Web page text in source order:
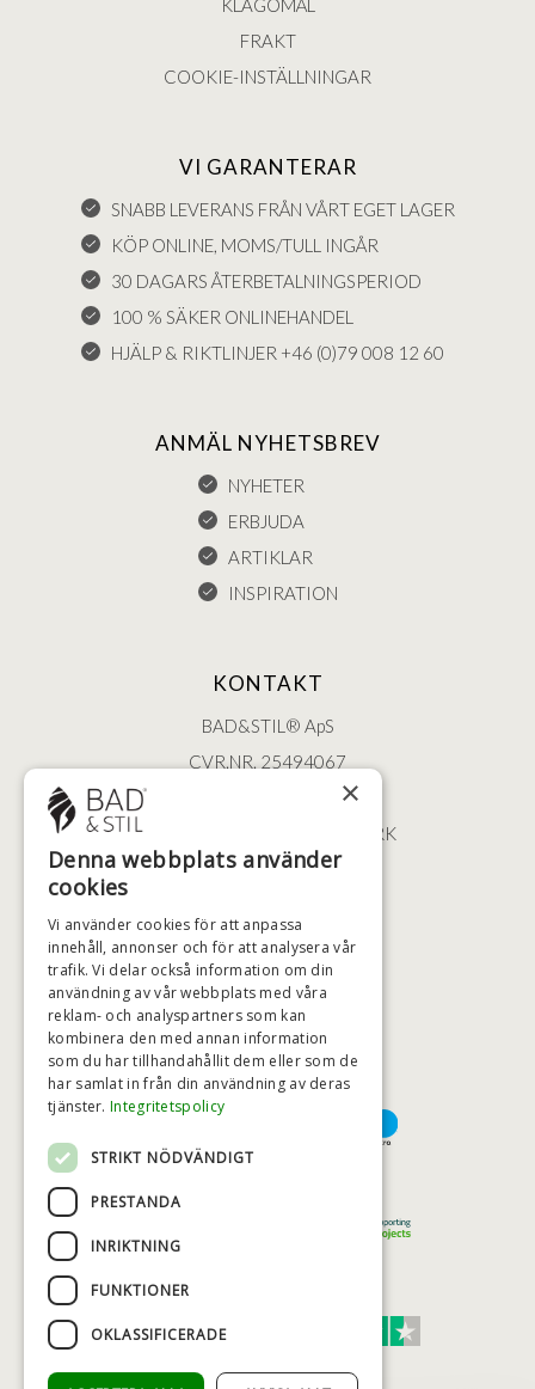
KLAGOMÅL
FRAKT
COOKIE-INSTÄLLNINGAR
VI GARANTERAR
SNABB LEVERANS FRÅN VÅRT EGET LAGER
KÖP ONLINE, MOMS/TULL INGÅR
30 DAGARS ÅTERBETALNINGSPERIOD
100 % SÄKER ONLINEHANDEL
HJÄLP & RIKTLINJER +46 (0)79 008 12 60
ANMÄL NYHETSBREV
NYHETER
ERBJUDA
ARTIKLAR
INSPIRATION
KONTAKT
BAD&STIL® ApS
CVR.NR. 25494067
ØSTERBROGADE 202
2100 KØBENHAVN • DANMARK
+46 (0)79 008 12 60
HÖGSTA KREDITVÄRDIGHET
BETALNINGSALTERNATIV
×
Denna webbplats använder
cookies
Vi använder cookies för att anpassa
innehåll, annonser och för att analysera vår
trafik. Vi delar också information om din
användning av vår webbplats med våra
reklam- och analyspartners som kan
kombinera den med annan information
som du har tillhandahållit dem eller som de
har samlat in från din användning av deras
tjänster. Integritetspolicy
STRIKT NÖDVÄNDIGT
PRESTANDA
INRIKTNING
FUNKTIONER
OKLASSIFICERADE